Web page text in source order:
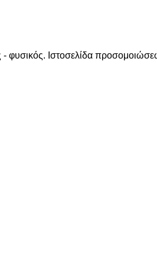
- φυσικός. Ιστοσελίδα